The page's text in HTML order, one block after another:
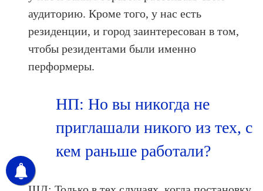
аудиторию. Кроме того, у нас есть
резиденции, и город заинтересован в том,
чтобы резидентами были именно
перформеры.
НП: Но вы никогда не
приглашали никого из тех, с
кем раньше работали?